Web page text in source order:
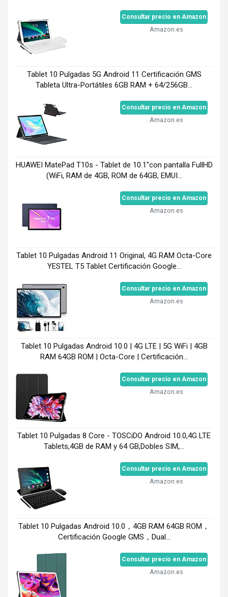
Consultar precio en Amazon
Amazon.es
Tablet 10 Pulgadas 5G Android 11 Certificación GMS
Tableta Ultra-Portátiles 6GB RAM + 64/256GB...
Consultar precio en Amazon
Amazon.es
HUAWEI MatePad T10s - Tablet de 10.1"con pantalla FullHD
(WiFi, RAM de 4GB, ROM de 64GB, EMUI...
Consultar precio en Amazon
Amazon.es
Tablet 10 Pulgadas Android 11 Original, 4G RAM Octa-Core
YESTEL T5 Tablet Certificación Google...
Consultar precio en Amazon
Amazon.es
Tablet 10 Pulgadas Android 10.0 | 4G LTE | 5G WiFi | 4GB
RAM 64GB ROM | Octa-Core | Certificación...
Consultar precio en Amazon
Amazon.es
Tablet 10 Pulgadas 8 Core - TOSCiDO Android 10.0,4G LTE
Tablets,4GB de RAM y 64 GB,Dobles SIM,...
Consultar precio en Amazon
Amazon.es
Tablet 10 Pulgadas Android 10.0，4GB RAM 64GB ROM，
Certificación Google GMS，Dual...
Consultar precio en Amazon
Amazon.es